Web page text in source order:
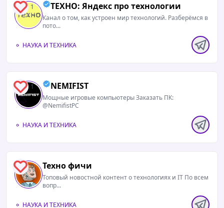
насколько огромны известные чёрные дыры.
Video is too big
23.01.2026 / 12:01 Читать полностью
Еще 100 лет назад многие астрономы считали
Млечный Путь единственной галактикой во
Вселенной. Теперь мы видим скопления из
1 ТЕХНО: Яндекс про технологии
Канал о том, как устроен мир технологий. Разберёмся в
пото...
НАУКА И ТЕХНИКА
1 NEMIFIST
Мощные игровые компьютеры Заказать ПК:
@NemifistPC
НАУКА И ТЕХНИКА
0 Техно фичи
Топовый новостной контент о технологиях и IT По всем
вопр...
НАУКА И ТЕХНИКА